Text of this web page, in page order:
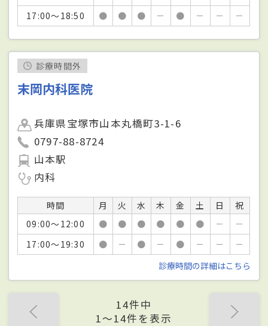
17:00～18:50
● ● ● － ● － － －
診療時間外
末岡内科医院
兵庫県宝塚市山本丸橋町3-1-6
0797-88-8724
山本駅
内科
時間 月 火 水 木 金 土 日
祝
09:00～12:00
● ● ● ● ● ● －
－
17:00～19:30
● － ● － ● － －
－
診療時間の詳細はこちら
14件中
1〜14件を表示